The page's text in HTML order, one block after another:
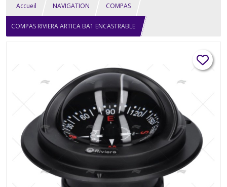
Accueil NAVIGATION COMPAS
COMPAS RIVIERA ARTICA BA1 ENCASTRABLE